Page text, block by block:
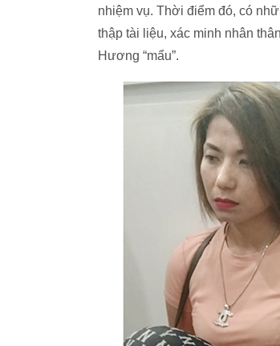
nhiệm vụ. Thời điểm đó, có
thập tài liệu, xác minh nhân
Hương “mẩu”.